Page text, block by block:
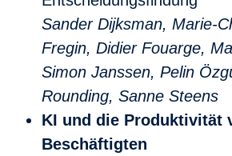
Sander Dijksman, Marie-
Fregin, Didier Fouarge,
Simon Janssen, Pelin
Rounding, Sanne Steens
KI und die Produktivität
Beschäftigten